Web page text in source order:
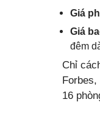
Giá
Giá
đêm
Chỉ
16